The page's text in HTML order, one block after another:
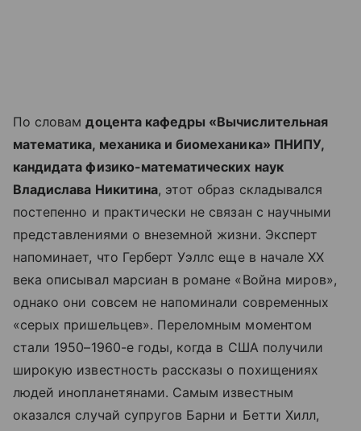
По словамдоцента кафедры «Вычислительная
математика, механика и биомеханика» ПНИПУ,
кандидата физико-математических наук
Владислава Никитина, этот образ складывался
постепенно и практически не связан с научными
представлениями о внеземной жизни. Эксперт
напоминает, что Герберт Уэллс еще в начале XX
века описывал марсиан в романе «Война миров»,
однако они совсем не напоминали современных
«серых пришельцев». Переломным моментом
стали 1950–1960-е годы, когда в США получили
широкую известность рассказы о похищениях
людей инопланетянами. Самым известным
оказался случай супругов Барни и Бетти Хилл,